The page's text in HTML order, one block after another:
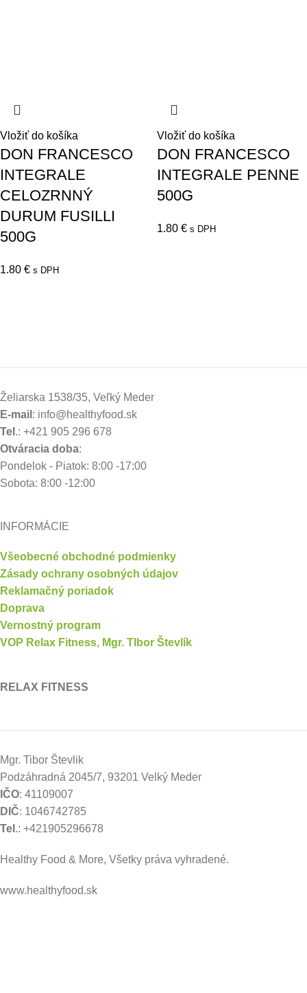
Vložiť do košíka
DON FRANCESCO
INTEGRALE
CELOZRNNÝ
DURUM FUSILLI
500G
1.80 € s DPH
Vložiť do košíka
DON FRANCESCO
INTEGRALE PENNE
500G
1.80 € s DPH
Želiarska 1538/35, Veľký Meder
E-mail : info@healthyfood.sk
Tel .: +421 905 296 678
Otváracia doba:
Pondelok - Piatok: 8:00 -17:00
Sobota: 8:00 -12:00
INFORMÁCIE
Všeobecné obchodné podmienky
Zásady ochrany osobných údajov
Reklamačný poriadok
Doprava
Vernostný program
VOP Relax Fitness, Mgr. TIbor Števlík
RELAX FITNESS
Mgr. Tibor Števlik
Podzáhradná 2045/7, 93201 Velký Meder
IČO: 41109007
DIČ: 1046742785
Tel .: +421905296678
Healthy Food & More, Všetky práva vyhradené.
www.healthyfood.sk